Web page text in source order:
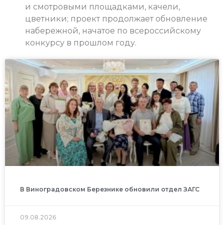
и смотровыми площадками, качели,
цветники; проект продолжает обновление
набережной, начатое по всероссийскому
конкурсу в прошлом году.
В Виноградовском Березнике обновили отдел ЗАГС
09.08.2026